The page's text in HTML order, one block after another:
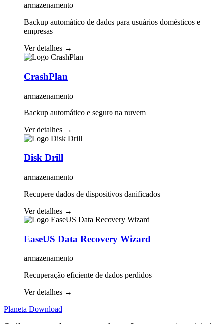
armazenamento
Backup automático de dados para usuários domésticos e
empresas
Ver detalhes →
CrashPlan
armazenamento
Backup automático e seguro na nuvem
Ver detalhes →
Disk Drill
armazenamento
Recupere dados de dispositivos danificados
Ver detalhes →
EaseUS Data Recovery Wizard
armazenamento
Recuperação eficiente de dados perdidos
Ver detalhes →
Planeta Download